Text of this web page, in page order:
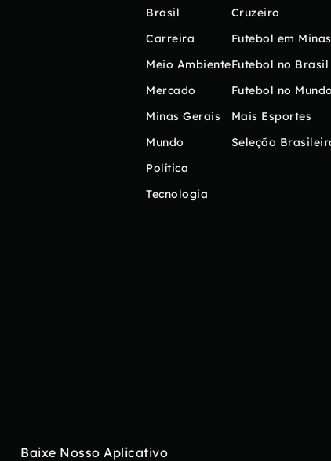
Brasil
Carreira
Meio Ambiente
Mercado
Minas Gerais
Mundo
Política
Tecnologia
Cruzeiro
Futebol em Minas
Futebol no Brasil
Futebol no Mundo
Mais Esportes
Seleção
Baixe Nosso Aplicativo